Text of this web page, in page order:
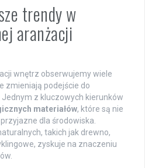
trendy w
aranżacji
wnętrz obserwujemy wiele
zmieniają podejście do
z kluczowych kierunków
materiałów, które są nie
dla środowiska.
takich jak drewno,
zyskuje na znaczeniu